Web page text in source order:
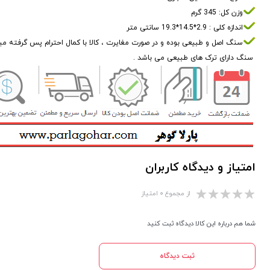
وزن کل: 345 گرم
اندازه کلی : 2.9*14.5*19.3 سانتی متر
سنگ اصل و طبیعی بوده و در صورت مغایرت ، کالا با کمال احترام پس گرفته
سنگ دارای ترک های طبیعی می باشد .
امتیاز و دیدگاه کاربران
از مجموع ۰ امتیاز
شما هم درباره این کالا دیدگاه ثبت کنید
ثبت دیدگاه